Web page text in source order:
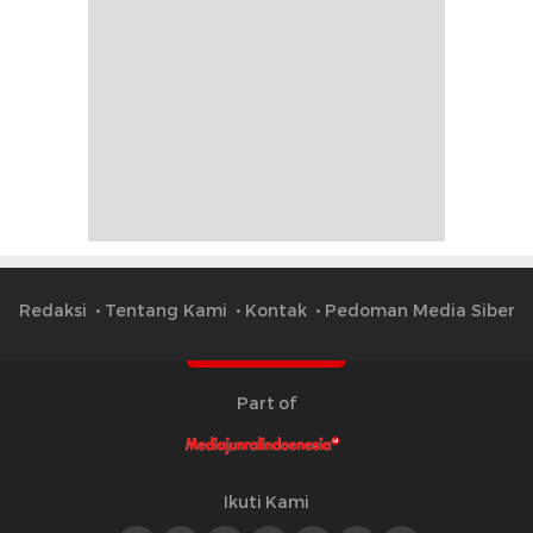
Redaksi Tentang Kami Kontak Pedoman Media Siber
Part of
Ikuti Kami